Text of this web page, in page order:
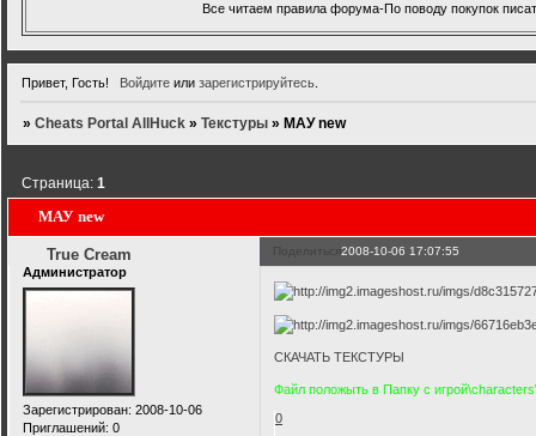
Все читаем правила форума-По поводу покупок
Привет, Гость! Войдитеили зарегистрируйтесь.
»Cheats Portal AllHuck »Текстуры » МАУ new
МАУ new
Страница:1
Поделиться2008-10-06 17:07:55
True Cream
Администратор
Зарегистрирован: 2008-10-06
Приглашений: 0
СКАЧАТЬ ТЕКСТУРЫ
Файл положыть в Папку с
0